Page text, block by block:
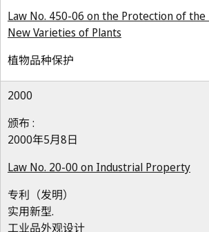
Law No. 450-06 on the Protection of
New Varieties of Plants
植物品种保护
2000
颁布 :
2000年5月8日
Law No. 20-00 on Industrial Property
专利（发明）
实用新型.
工业品外观设计